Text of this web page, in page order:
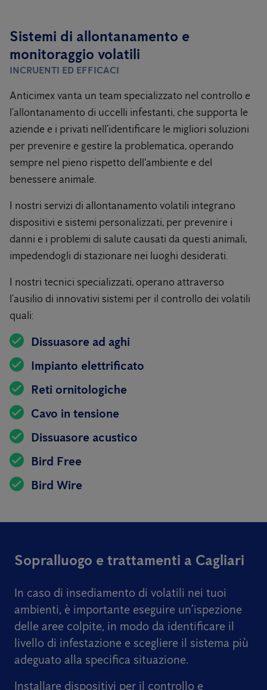
Sistemi di allontanamento e
monitoraggio volatili
INCRUENTI ED EFFICACI
Anticimex vanta un team specializzato nel controllo e
l’allontanamento di uccelli infestanti, che supporta le
aziende e i privati nell’identificare le migliori soluzioni
per prevenire e gestire la problematica, operando
sempre nel pieno rispetto dell'ambiente e del
benessere animale.
I nostri servizi di allontanamento volatili integrano
dispositivi e sistemi personalizzati, per prevenire i
danni e i problemi di salute causati da questi animali,
impedendogli di stazionare nei luoghi desiderati.
I nostri tecnici specializzati, operano attraverso
l’ausilio di innovativi sistemi per il controllo dei volatili
quali:
Dissuasore ad aghi
Impianto elettrificato
Reti ornitologiche
Cavo in tensione
Dissuasore acustico
Bird Free
Bird Wire
Sopralluogo e trattamenti a Cagliari
In caso di insediamento di volatili nei tuoi
ambienti, è importante eseguire un’ispezione
delle aree colpite, in modo da identificare il
livello di infestazione e scegliere il sistema più
adeguato alla specifica situazione.
Installare dispositivi per il controllo e